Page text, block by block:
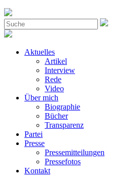
Aktuelles
Artikel
Interview
Rede
Video
Über mich
Biographie
Bücher
Transparenz
Partei
Presse
Pressemitteilungen
Pressefotos
Kontakt